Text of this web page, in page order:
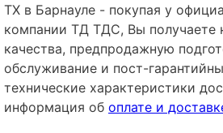
TX в Барнауле - покупая у
компании ТД ТДС, Вы получаете
качества, предпродажную
обслуживание и пост-
технические характеристики
информация об оплате и